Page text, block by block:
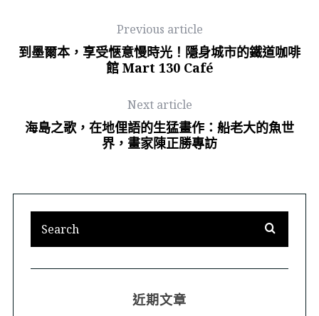
Previous article
到墨爾本，享受愜意慢時光！隱身城市的鐵道咖啡
館 Mart 130 Café
Next article
海島之歌，在地俚語的生猛畫作：船老大的魚世
界，畫家陳正勝專訪
近期文章